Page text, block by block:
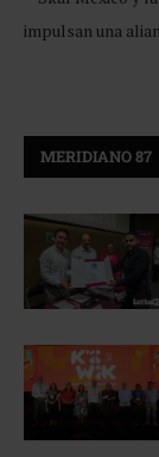
impulsan una
MERIDIANO 87